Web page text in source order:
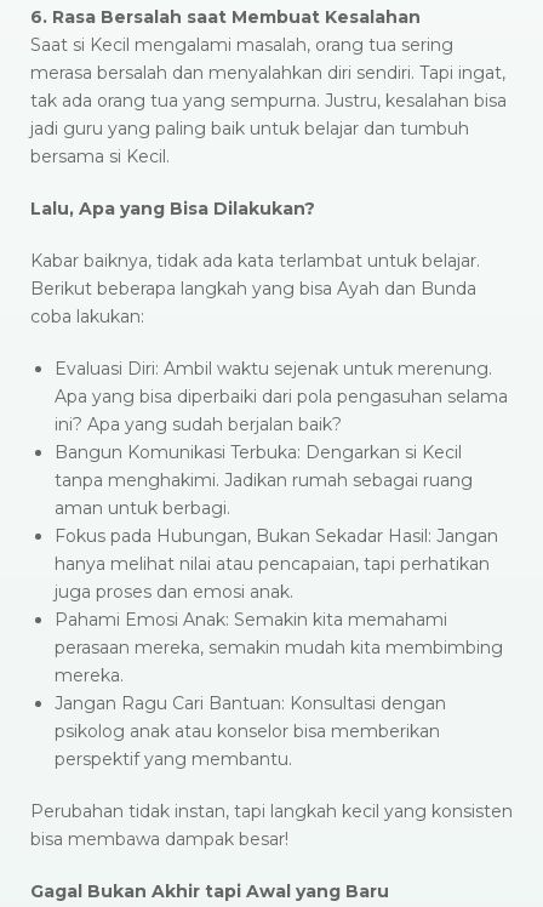
6. Rasa Bersalah saat Membuat Kesalahan
Saat si Kecil mengalami masalah, orang tua sering
merasa bersalah dan menyalahkan diri sendiri. Tapi ingat,
tak ada orang tua yang sempurna. Justru, kesalahan bisa
jadi guru yang paling baik untuk belajar dan tumbuh
bersama si Kecil.
Lalu, Apa yang Bisa Dilakukan?
Kabar baiknya, tidak ada kata terlambat untuk belajar.
Berikut beberapa langkah yang bisa Ayah dan Bunda
coba lakukan:
Evaluasi Diri: Ambil waktu sejenak untuk merenung.
Apa yang bisa diperbaiki dari pola pengasuhan selama
ini? Apa yang sudah berjalan baik?
Bangun Komunikasi Terbuka: Dengarkan si Kecil
tanpa menghakimi. Jadikan rumah sebagai ruang
aman untuk berbagi.
Fokus pada Hubungan, Bukan Sekadar Hasil: Jangan
hanya melihat nilai atau pencapaian, tapi perhatikan
juga proses dan emosi anak.
Pahami Emosi Anak: Semakin kita memahami
perasaan mereka, semakin mudah kita membimbing
mereka.
Jangan Ragu Cari Bantuan: Konsultasi dengan
psikolog anak atau konselor bisa memberikan
perspektif yang membantu.
Perubahan tidak instan, tapi langkah kecil yang konsisten
bisa membawa dampak besar!
Gagal Bukan Akhir tapi Awal yang Baru